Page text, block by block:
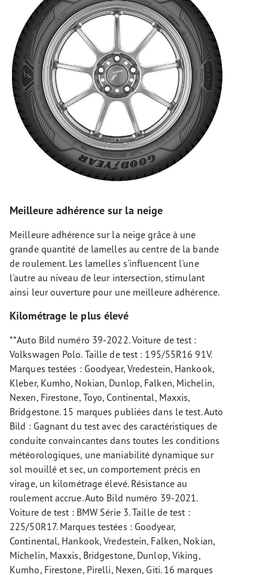
Meilleure adhérence sur la neige
Meilleure adhérence sur la neige grâce à une
grande quantité de lamelles au centre de la bande
de roulement. Les lamelles s'influencent l'une
l'autre au niveau de leur intersection, stimulant
ainsi leur ouverture pour une meilleure adhérence.
Kilométrage le plus élevé
**Auto Bild numéro 39-2022. Voiture de test :
Volkswagen Polo. Taille de test : 195/55R16 91V.
Marques testées : Goodyear, Vredestein, Hankook,
Kleber, Kumho, Nokian, Dunlop, Falken, Michelin,
Nexen, Firestone, Toyo, Continental, Maxxis,
Bridgestone. 15 marques publiées dans le test. Auto
Bild : Gagnant du test avec des caractéristiques de
conduite convaincantes dans toutes les conditions
météorologiques, une maniabilité dynamique sur
sol mouillé et sec, un comportement précis en
virage, un kilométrage élevé. Résistance au
roulement accrue. Auto Bild numéro 39-2021.
Voiture de test : BMW Série 3. Taille de test :
225/50R17. Marques testées : Goodyear,
Continental, Hankook, Vredestein, Falken, Nokian,
Michelin, Maxxis, Bridgestone, Dunlop, Viking,
Kumho, Firestone, Pirelli, Nexen, Giti. 16 marques